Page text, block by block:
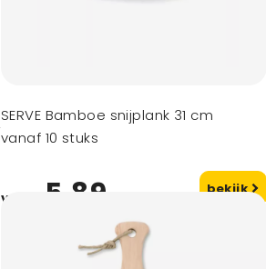
SERVE Bamboe snijplank 31 cm
vanaf 10 stuks
vanaf 5,89 bekijk